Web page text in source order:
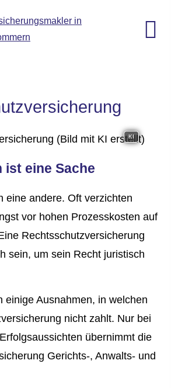
KI
ist eine Sache
eine andere. Oft verzichten
vor hohen Prozesskosten auf
Rechts­schutz­ver­si­che­rung
sein, um sein Recht juristisch
einige Ausnahmen, in welchen
nicht zahlt. Nur bei
übernimmt die
Gerichts-, Anwalts- und